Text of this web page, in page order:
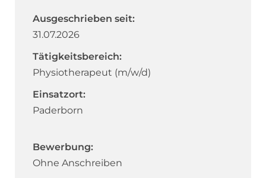
Ausgeschrieben seit:
31.07.2026
Tätigkeitsbereich:
Physiotherapeut (m/w/d)
Einsatzort:
Paderborn
Bewerbung:
Ohne Anschreiben